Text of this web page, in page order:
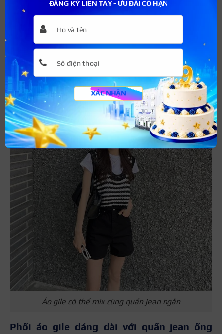
dáng ngắn với quần jean ngắn, các nàng sẽ sở hữu vẻ
ngoài đáng yêu, năng động và cực kỳ trẻ trung. Với những
rất sành điệu và thời trang.
Áo gile có thể mix cùng quần jean ngắn
Phối áo gile dáng dài với quần jean ống
ĐĂNG KÝ LIỀN TAY - ƯU ĐÃI CÓ HẠN
XÁC NHẬN